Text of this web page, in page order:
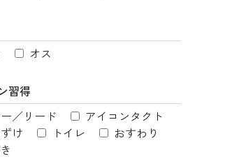
オス
習得
／リード
アイコンタクト
け
トイレ
おすわり